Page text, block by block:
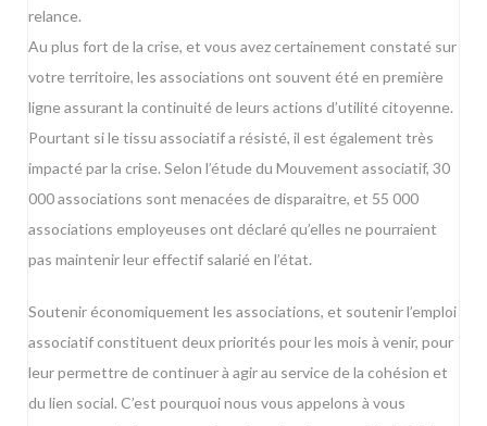
relance.
Au plus fort de la crise, et vous avez certainement constaté sur
votre territoire, les associations ont souvent été en première
ligne assurant la continuité de leurs actions d’utilité citoyenne.
Pourtant si le tissu associatif a résisté, il est également très
impacté par la crise. Selon l’étude du Mouvement associatif, 30
000 associations sont menacées de disparaitre, et 55 000
associations employeuses ont déclaré qu’elles ne pourraient
pas maintenir leur effectif salarié en l’état.
Soutenir économiquement les associations, et soutenir l’emploi
associatif constituent deux priorités pour les mois à venir, pour
leur permettre de continuer à agir au service de la cohésion et
du lien social. C’est pourquoi nous vous appelons à vous